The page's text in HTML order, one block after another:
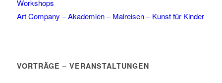
Workshops
Art Company – Akademien – Malreisen – Kunst für Kinder
VORTRÄGE – VERANSTALTUNGEN